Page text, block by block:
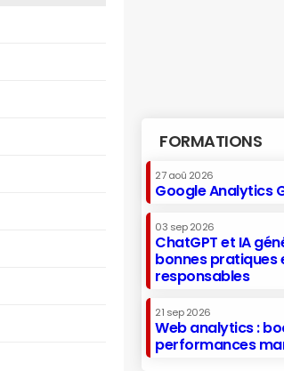
FORMATIONS
27 aoû 2026
Google Analytics
03 sep 2026
ChatGPT et IA
bonnes pratiques
responsables
21 sep 2026
Web analytics :
performances